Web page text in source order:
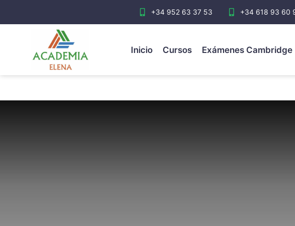
+34 952 63 37 53 +34 618 93 60
Inicio Cursos Exámenes Cambridge